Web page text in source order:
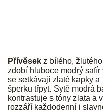
Přívěsek z bílého,
zdobí hluboce modrý
se setkávají zlaté kapky
šperku třpyt. Sytě modrá
kontrastuje s tóny zlata a
rozzáří každodenní i